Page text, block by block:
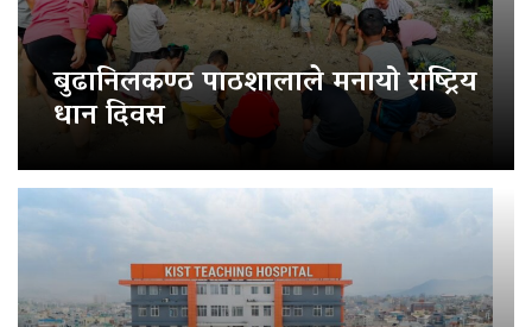
बुढानिलकण्ठ पाठशालाले मनायो राष्ट्रिय
धान दिवस